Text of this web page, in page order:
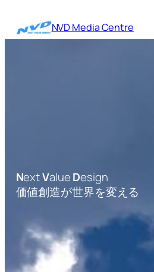
を
NVD Media Centre
NextValueDesign
価値創造が世界を変える